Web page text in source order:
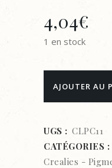
4,04€
1 en stock
Poudre
-
Pigment
AJOUTER AU
UGS : CLPC11
CATÉGORIES :
Crealies -